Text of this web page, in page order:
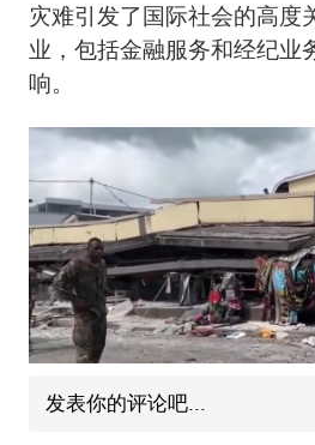
灾难引发了国际社会的高度
业，包括金融服务和经纪业
响。
发表你的评论吧...